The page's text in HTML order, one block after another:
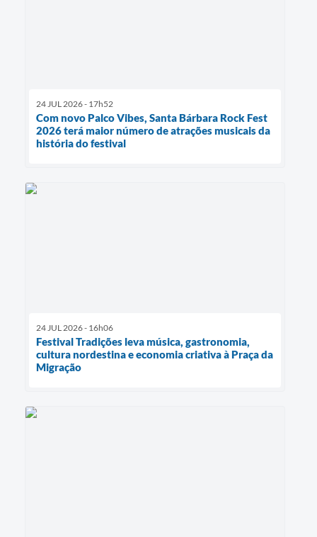
24 JUL 2026 - 17h52
Com novo Palco Vibes, Santa Bárbara Rock Fest
2026 terá maior número de atrações musicais da
história do festival
24 JUL 2026 - 16h06
Festival Tradições leva música, gastronomia,
cultura nordestina e economia criativa à Praça da
Migração